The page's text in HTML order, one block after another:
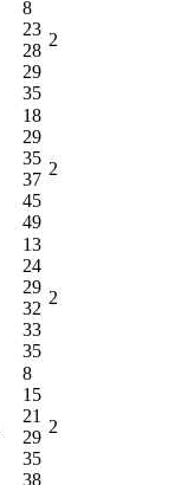
8
23
28
29
35
2
18
29
35
37
45
49
2
13
24
29
32
33
35
2
8
15
21
29
35
38
2